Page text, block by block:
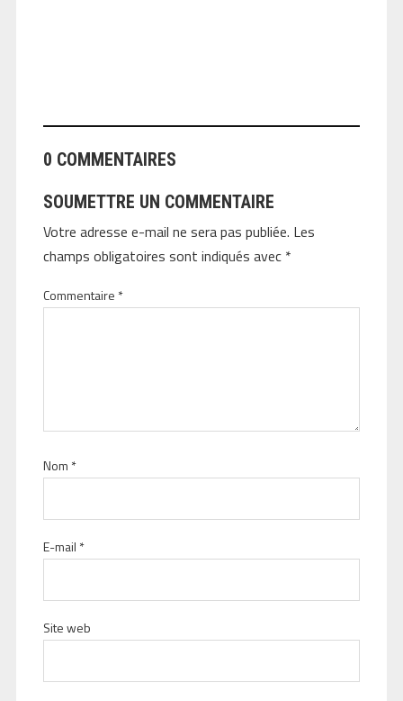
0 COMMENTAIRES
SOUMETTRE UN COMMENTAIRE
Votre adresse e-mail ne sera pas publiée. Les
champs obligatoires sont indiqués avec *
Commentaire *
Nom *
E-mail *
Site web